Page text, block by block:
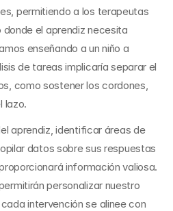
permitiendo a los terapeutas
el aprendiz necesita
enseñando a un niño a
de tareas implicaría separar el
como sostener los cordones,
lazo.
aprendiz, identificar áreas de
datos sobre sus respuestas
información valiosa.
personalizar nuestro
intervención se alinee con